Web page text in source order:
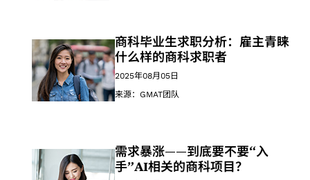
商科毕业生求职分析：雇主青睐
什么样的商科求职者
2025年08月05日
来源：GMAT团队
需求暴涨——到底要不要“入
手”AI相关的商科项目？